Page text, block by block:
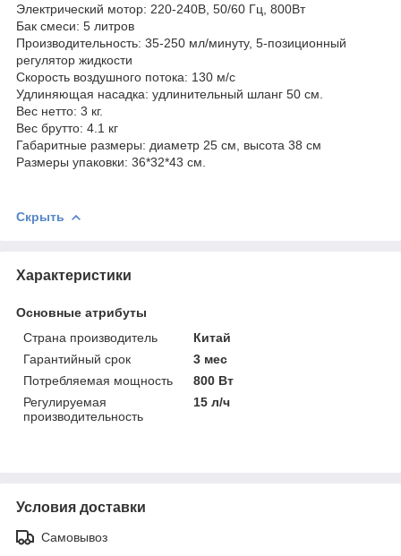
Электрический мотор: 220-240В, 50/60 Гц, 800Вт
Бак смеси: 5 литров
Производительность: 35-250 мл/минуту, 5-позиционный
регулятор жидкости
Скорость воздушного потока: 130 м/с
Удлиняющая насадка: удлинительный шланг 50 см.
Вес нетто: 3 кг.
Вес брутто: 4.1 кг
Габаритные размеры: диаметр 25 см, высота 38 см
Размеры упаковки: 36*32*43 см.
Скрыть
Характеристики
Основные атрибуты
Страна производитель
Китай
Гарантийный срок
3 мес
Потребляемая мощность
800 Вт
Регулируемая
производительность
15 л/ч
Условия доставки
Самовывоз